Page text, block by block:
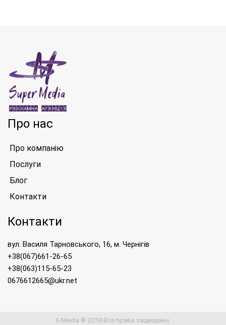
Про нас
Про компанію
Послуги
Блог
Контакти
Контакти
вул. Василя Тарновського, 16, м. Чернігів
+38(067)661-26-65
+38(063)115-65-23
0676612665@ukr.net
S-Media © 2018 Все права защищены.